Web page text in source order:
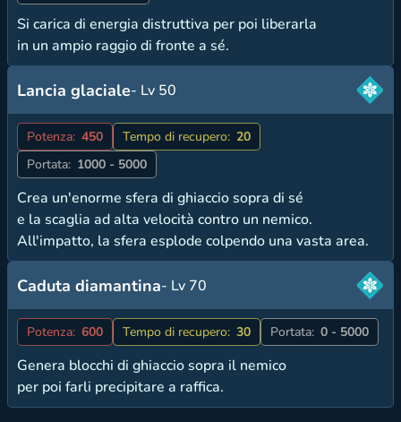
Si carica di energia distruttiva per poi liberarla
in un ampio raggio di fronte a sé.
Lancia glaciale- Lv 50
Potenza: 450 Tempo di recupero: 20
Portata: 1000 - 5000
Crea un'enorme sfera di ghiaccio sopra di sé
e la scaglia ad alta velocità contro un nemico.
All'impatto, la sfera esplode colpendo una vasta area.
Caduta diamantina- Lv 70
Potenza: 600 Tempo di recupero: 30 Portata: 0 - 5000
Genera blocchi di ghiaccio sopra il nemico
per poi farli precipitare a raffica.